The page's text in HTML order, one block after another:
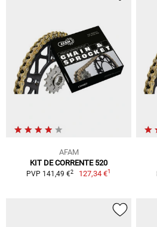
AFAM
KIT DE CORRENTE 520
PVP 141,49 €2 127,34 €1